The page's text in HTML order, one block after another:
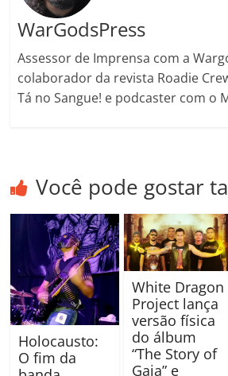
WarGodsPress
Assessor de Imprensa com a
colaborador da revista Roadie
Tá no Sangue! e podcaster com o
Você pode gostar
Holocausto:
O fim da
White Dragon
Project lança
versão física
do álbum
“The Story of
Gaia” e